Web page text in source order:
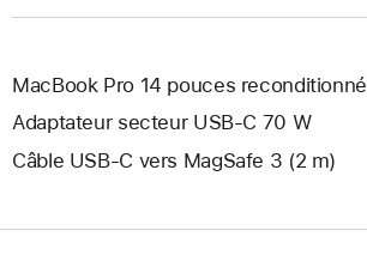
MacBook Pro 14 pouces reconditionné
Adaptateur secteur USB‑C 70 W
Câble USB-C vers MagSafe 3 (2 m)